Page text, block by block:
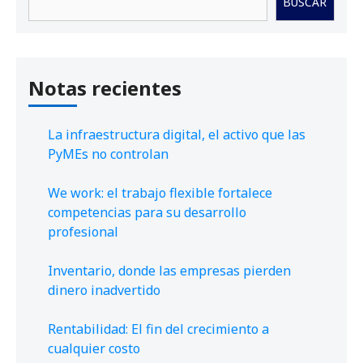
Notas recientes
La infraestructura digital, el activo que las
PyMEs no controlan
We work: el trabajo flexible fortalece
competencias para su desarrollo
profesional
Inventario, donde las empresas pierden
dinero inadvertido
Rentabilidad: El fin del crecimiento a
cualquier costo